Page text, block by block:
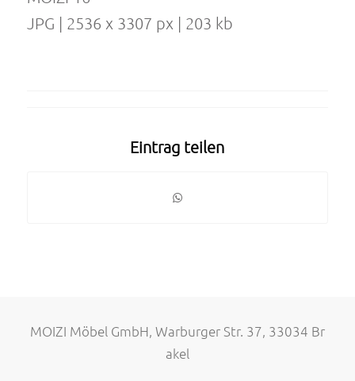
JPG | 2536 x 3307 px | 203 kb
Eintrag teilen
MOIZI Möbel GmbH, Warburger Str. 37, 33034 Br
akel